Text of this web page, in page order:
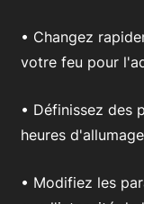
• Changez
votre feu pour
• Définissez des
heures
• Modifiez les